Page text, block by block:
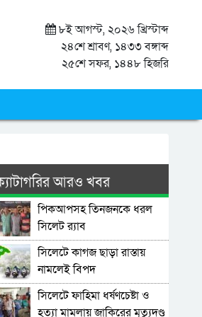
৮ই আগস্ট, ২০২৬ খ্রিস্টাব্দ
২৪শে শ্রাবণ, ১৪৩৩ বঙ্গাব্দ
২৫শে সফর, ১৪৪৮ হিজরি
আরও খবর
পিকআপসহ তিনজনকে ধরল
সিলেট র‌্যাব
সিলেটে কাগজ ছাড়া রাস্তায়
নামলেই বিপদ
সিলেটে ফাহিমা ধর্ষণচেষ্টা ও
হত্যা মামলায় জাকিরের মৃত্যুদণ্ড